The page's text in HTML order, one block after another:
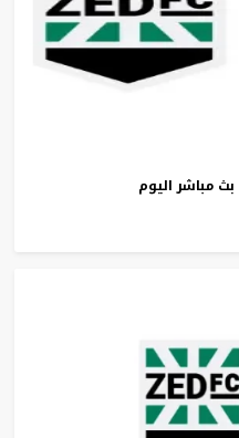
بث مباشر اليوم